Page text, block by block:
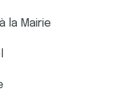
la Mairie